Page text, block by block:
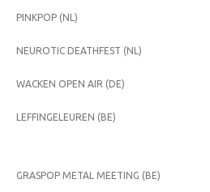
PINKPOP (NL)
NEUROTIC DEATHFEST (NL)
WACKEN OPEN AIR (DE)
LEFFINGELEUREN (BE)
GRASPOP METAL MEETING (BE)